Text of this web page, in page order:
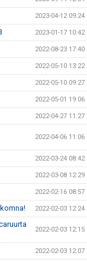
2023-04-12 09:24
2023-01-17 10:42
2022-08-23 17:40
2022-05-10 13:22
2022-05-10 09:27
2022-05-01 19:06
2022-04-27 11:27
2022-04-06 11:06
2022-03-24 08:42
2022-03-08 12:29
2022-02-16 08:57
2022-02-03 12:24
2022-02-03 12:15
2022-02-03 12:07